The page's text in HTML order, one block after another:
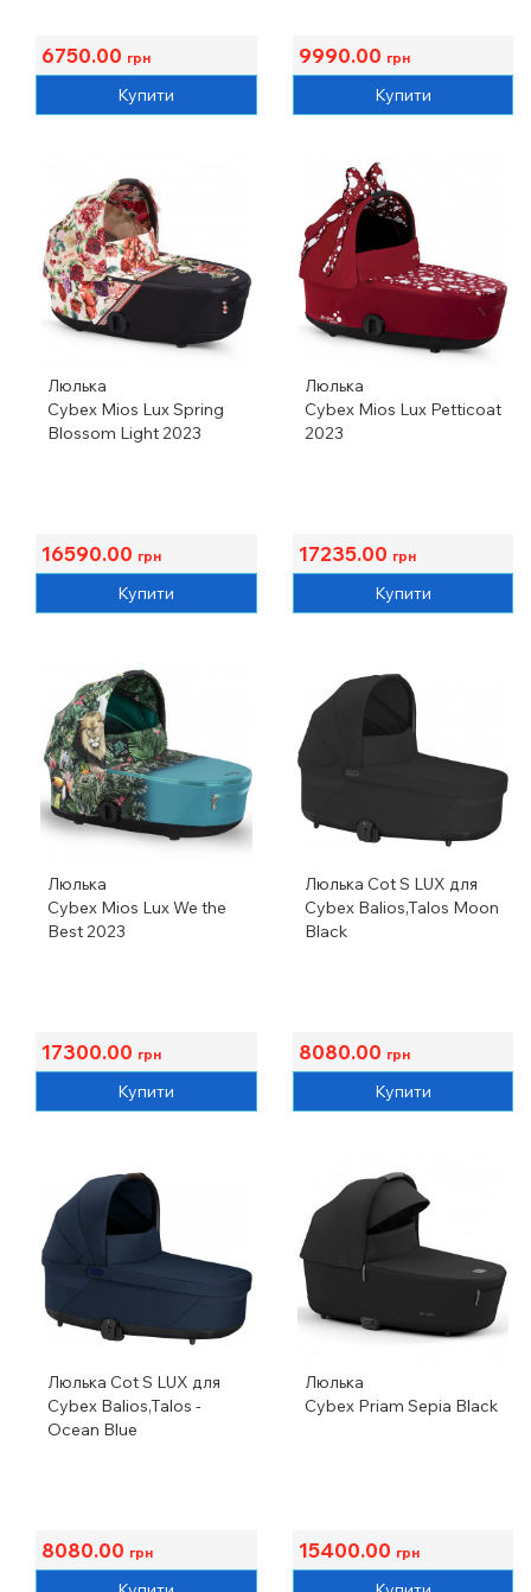
6750.00 грн
Купити
9990.00 грн
Купити
Люлька
Cybex Mios Lux Spring
Blossom Light 2023
16590.00 грн
Купити
Люлька
Cybex Mios Lux Petticoat
2023
17235.00 грн
Купити
Люлька
Cybex Mios Lux We the
Best 2023
17300.00 грн
Купити
Люлька Cot S LUX для
Cybex Balios,Talos Moon
Black
8080.00 грн
Купити
Люлька Cot S LUX для
Cybex Balios,Talos -
Ocean Blue
8080.00 грн
Люлька
Cybex Priam Sepia Black
15400.00 грн